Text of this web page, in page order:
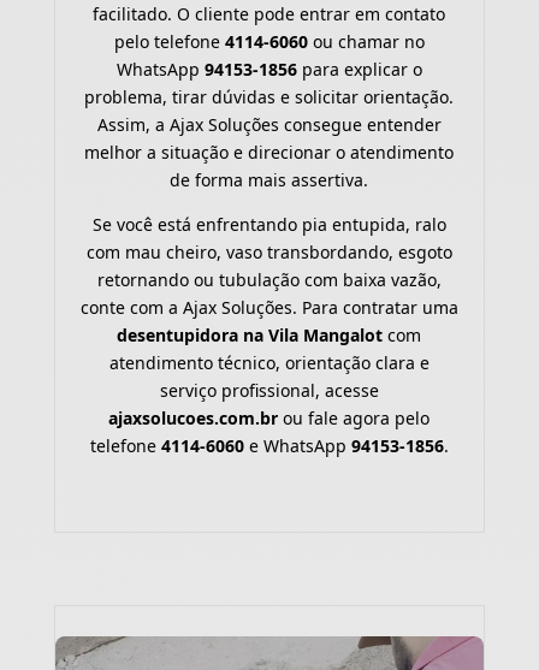
facilitado. O cliente pode entrar em contato
pelo telefone 4114-6060ou chamar no
WhatsApp 94153-1856para explicar o
problema, tirar dúvidas e solicitar orientação.
Assim, a Ajax Soluções consegue entender
melhor a situação e direcionar o atendimento
de forma mais assertiva.
Se você está enfrentando pia entupida, ralo
com mau cheiro, vaso transbordando, esgoto
retornando ou tubulação com baixa vazão,
conte com a Ajax Soluções. Para contratar uma
desentupidora na Vila Mangalot com
atendimento técnico, orientação clara e
serviço profissional, acesse
ajaxsolucoes.com.br ou fale agora pelo
telefone 4114-6060e WhatsApp 94153-1856.